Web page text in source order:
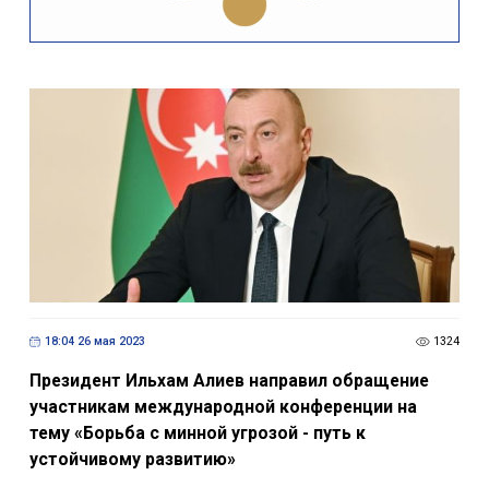
18:04 26 мая 2023 1324
Президент Ильхам Алиев направил обращение
участникам международной конференции на
тему «Борьба с минной угрозой - путь к
устойчивому развитию»